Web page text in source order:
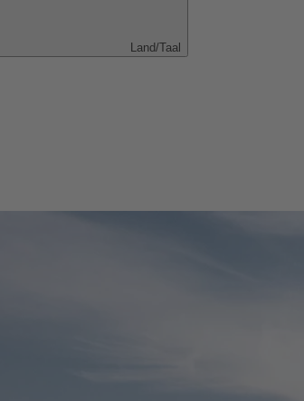
Land/Taal